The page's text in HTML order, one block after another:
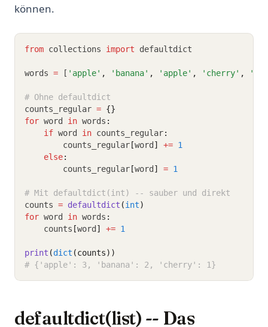
können.
from collections import defaultdict
words = [ 'apple' , 'banana' , 'apple' , 'cherry' ,
# Ohne defaultdict
counts_regular = {}
for word in words :
if word in counts_regular:
        counts_regular
[word ] += 1
else:
        counts_regular
[word ] = 1
# Mit defaultdict(int) -- sauber und direkt
counts = defaultdict (int)
for word in words :
    counts
[word ] += 1
print (dict (counts))
# {'apple': 3, 'banana': 2, 'cherry': 1}
defaultdict(list) -- Das